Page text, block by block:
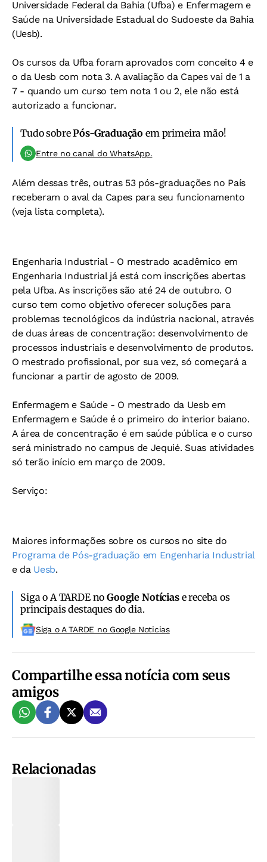
Universidade Federal da Bahia (Ufba) e Enfermagem e
Saúde na Universidade Estadual do Sudoeste da Bahia
(Uesb).
Os cursos da Ufba foram aprovados com conceito 4 e
o da Uesb com nota 3. A avaliação da Capes vai de 1 a
7 - quando um curso tem nota 1 ou 2, ele não está
autorizado a funcionar.
Tudo sobrePós-Graduação em primeira mão!
Entre no canal do WhatsApp.
Além dessas três, outras 53 pós-graduações no País
receberam o aval da Capes para seu funcionamento
(veja lista completa).
Engenharia Industrial - O mestrado acadêmico em
Engenharia Industrial já está com inscrições abertas
pela Ufba. As inscrições são até 24 de outubro. O
curso tem como objetivo oferecer soluções para
problemas tecnológicos da indústria nacional, através
de duas áreas de concentração: desenvolvimento de
processos industriais e desenvolvimento de produtos.
O mestrado profissional, por sua vez, só começará a
funcionar a partir de agosto de 2009.
Enfermagem e Saúde - O mestrado da Uesb em
Enfermagem e Saúde é o primeiro do interior baiano.
A área de concentração é em saúde pública e o curso
será ministrado no campus de Jequié. Suas atividades
só terão início em março de 2009.
Serviço:
Maiores informações sobre os cursos no site do
Programa de Pós-graduação em Engenharia Industrial
e da Uesb.
Siga o A TARDE noGoogle Notíciase receba os
principais destaques do dia.
Siga o A TARDE no Google Noticias
Compartilhe essa notícia com seus
amigos
Relacionadas